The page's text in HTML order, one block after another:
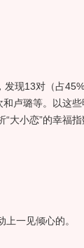
现13对（占
和卢璐等。以这
大小恋”的幸福指
一见倾心的。